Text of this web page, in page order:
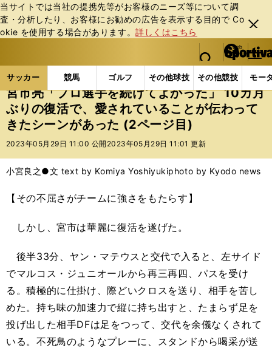
当サイトでは当社の提携先等がお客様のニーズ等について調
査・分析したり、お客様にお勧めの広告を表⽰する⽬的で Co
okie を使⽤する場合があります。詳しくはこちら
閉じ
る
web Sportiva (webスポルティーバ)
検索
マイペ
ー
ジ
メニュ
サッカー 競馬 ゴルフ その他球技 その他競技 モー
ス
ポ
ル
テ
ー
バ
サッカーの記事一覧 Jリーグ他 Jリーグ 宮市亮
宮市亮「プロ選手を続けてよかった」 10カ月
ぶりの復活で、愛されていることが伝わって
きたシーンがあった (2ページ目)
2023年05月29日 11:00 公開 2023年05月29日 11:01 更新
小宮良之●文 text by Komiya Yoshiyukiphoto by Kyodo news
【その不屈さがチームに強さをもたらす】
しかし、宮市は華麗に復活を遂げた。
後半33分、ヤン・マテウスと交代で入ると、左サイド
でマルコス・ジュニオールから再三再四、パスを受け
る。積極的に仕掛け、際どいクロスを送り、相手を苦し
めた。持ち味の加速力で縦に持ち出すと、たまらず足を
投げ出した相手DFは足をつって、交代を余儀なくされて
いる。不死鳥のようなプレーに、スタンドから喝采が送